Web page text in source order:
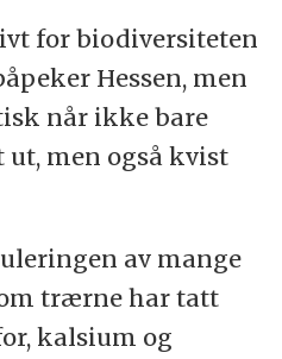
for biodiversiteten
Hessen, men
når ikke bare
men også kvist
av mange
trærne har tatt
kalsium og